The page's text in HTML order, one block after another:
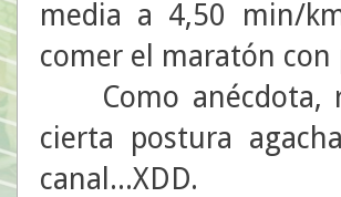
media a 4,50 min/
comer el maratón con
Como anécdota,
cierta postura
canal...XDD.